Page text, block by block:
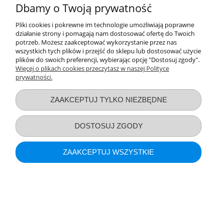
pełni. Zaufaj Bubchen i daj swojemu dziecku najlepszą pielęgnację,
jaką tylko możesz mu zapewnić.
Nie znaleziono produktów spełniających podane kryteria.
Informacje o sklepie
Dbamy o Twoją prywatność
Pliki cookies i pokrewne im technologie umożliwiają poprawne
działanie strony i pomagają nam dostosować ofertę do Twoich
potrzeb. Możesz zaakceptować wykorzystanie przez nas
wszystkich tych plików i przejść do sklepu lub dostosować użycie
plików do swoich preferencji, wybierając opcję "Dostosuj zgody".
Więcej o plikach cookies przeczytasz w naszej Polityce
prywatności.
ZAAKCEPTUJ TYLKO NIEZBĘDNE
DOSTOSUJ ZGODY
ZAAKCEPTUJ WSZYSTKIE